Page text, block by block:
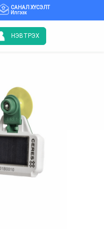
САНАЛ ХҮСЭЛТ
Илгээх
НЭВТРЭХ